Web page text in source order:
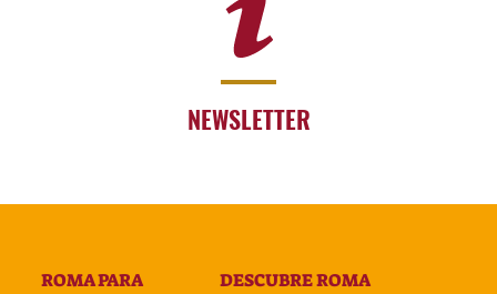
NEWSLETTER
ROMA PARA DESCUBRE ROMA